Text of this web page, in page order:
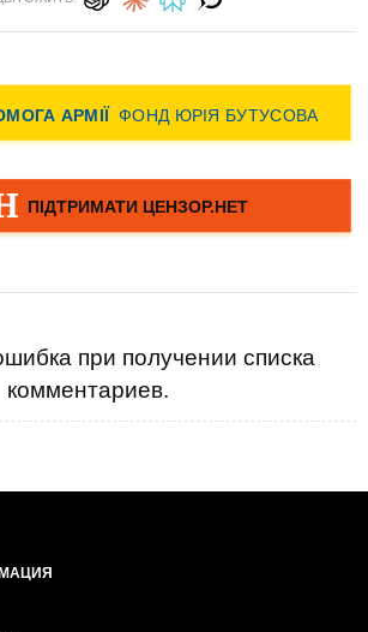
при получении списка
комментариев.